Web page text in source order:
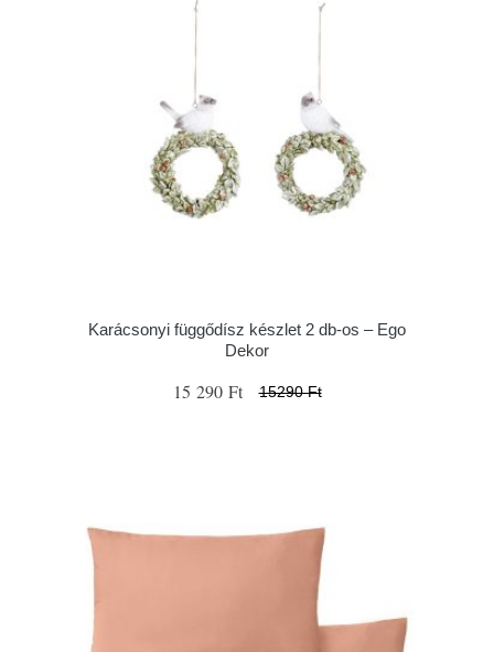
Karácsonyi függődísz készlet 2 db-os – Ego
Dekor
15 290 Ft 15290 Ft